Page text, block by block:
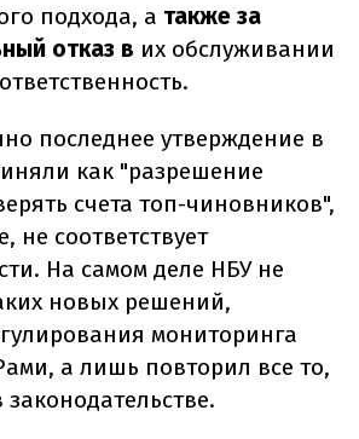
подхода, а также за
отказ в их обслуживании
последнее утверждение в
как "разрешение
счета топ-чиновников",
не соответствует
На самом деле НБУ не
новых решений,
мониторинга
а лишь повторил все то,